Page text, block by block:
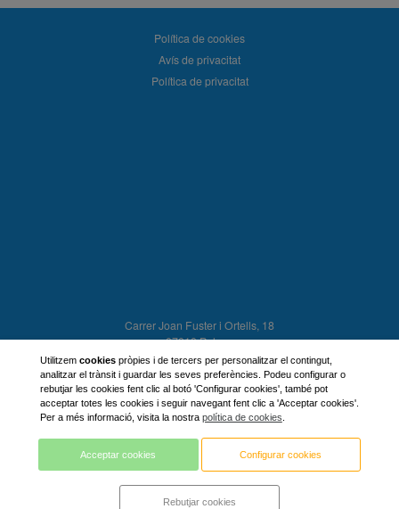
Política de cookies
Avís de privacitat
Política de privacitat
Carrer Joan Fuster i Ortells, 18
07010 Palma
Illes Balears
971 29 47 11
Treballa amb nosaltres
escolamanjon@escolamanjon.com
Utilitzem cookiespròpies i de tercers per personalitzar el contingut,
analitzar el trànsit i guardar les seves preferències. Podeu configurar o
rebutjar les cookies fent clic al botó 'Configurar cookies', també pot
acceptar totes les cookies i seguir navegant fent clic a 'Acceptar cookies'.
Per a més informació, visita la nostra política de cookies
Acceptar cookies Configurar cookies
Rebutjar cookies